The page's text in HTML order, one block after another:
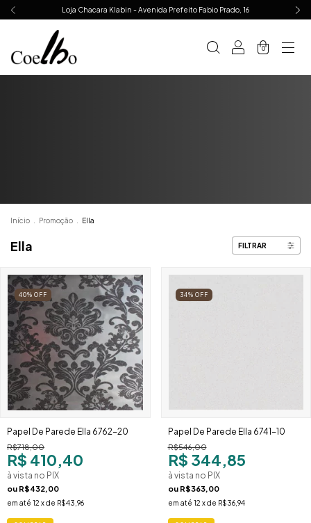
Loja Chacara Klabin - Avenida Prefeito Fabio Prado, 16
0
Início Promoção Ella
Ella FILTRAR
40% OFF
Papel De Parede Ella 6762-20
R$718,00
R$ 410,40
à vista no PIX
ou R$432,00
em até 12 x de R$43,96
34% OFF
Papel De Parede Ella 6741-10
R$546,00
R$ 344,85
à vista no PIX
ou R$363,00
em até 12 x de R$36,94